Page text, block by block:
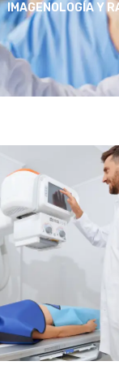
IMAGENOLOGÍA Y